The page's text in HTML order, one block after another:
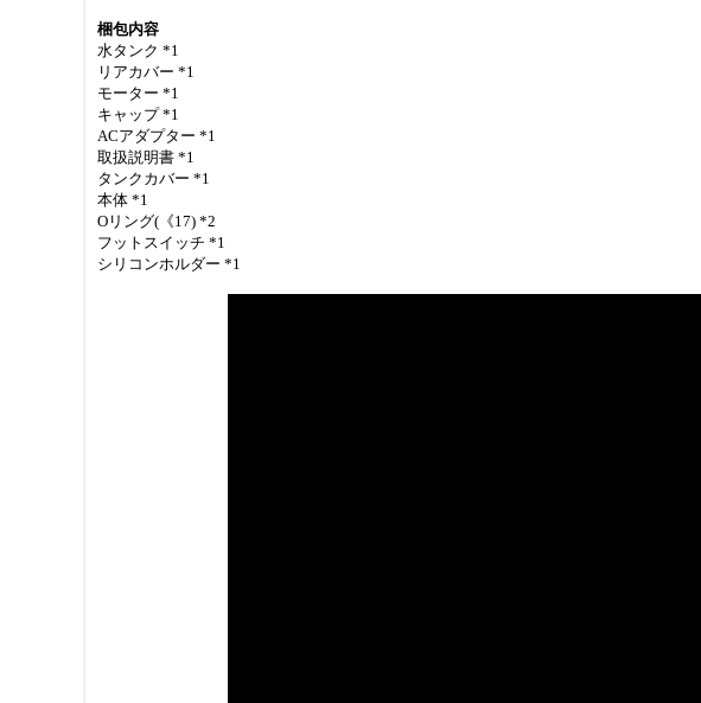
梱包内容
水タンク *1
リアカバー *1
モーター *1
キャップ *1
ACアダプター *1
取扱説明書 *1
タンクカバー *1
本体 *1
Oリング(《17) *2
フットスイッチ *1
シリコンホルダー *1